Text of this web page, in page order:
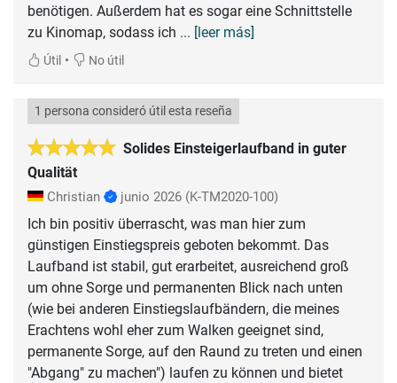
benötigen. Außerdem hat es sogar eine Schnittstelle
zu Kinomap, sodass ich ... [leer más]
Útil • No útil
Solides Einsteigerlaufband in guter
Qualität
1 persona consideró útil esta reseña
Christian junio 2026 (K-TM2020-100)
Ich bin positiv überrascht, was man hier zum
günstigen Einstiegspreis geboten bekommt. Das
Laufband ist stabil, gut erarbeitet, ausreichend groß
um ohne Sorge und permanenten Blick nach unten
(wie bei anderen Einstiegslaufbändern, die meines
Erachtens wohl eher zum Walken geeignet sind,
permanente Sorge, auf den Raund zu treten und einen
"Abgang" zu machen") laufen zu können und bietet